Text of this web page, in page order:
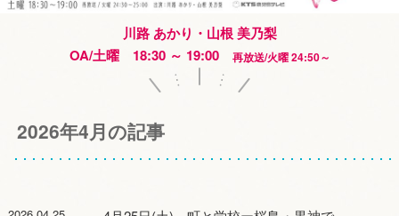
川路 あかり・山根 美乃梨
OA/土曜 18:30 ～ 19:00
再放送/火曜 24:50～
2026年4月の記事